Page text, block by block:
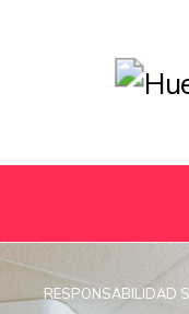
RESPONSABILIDAD